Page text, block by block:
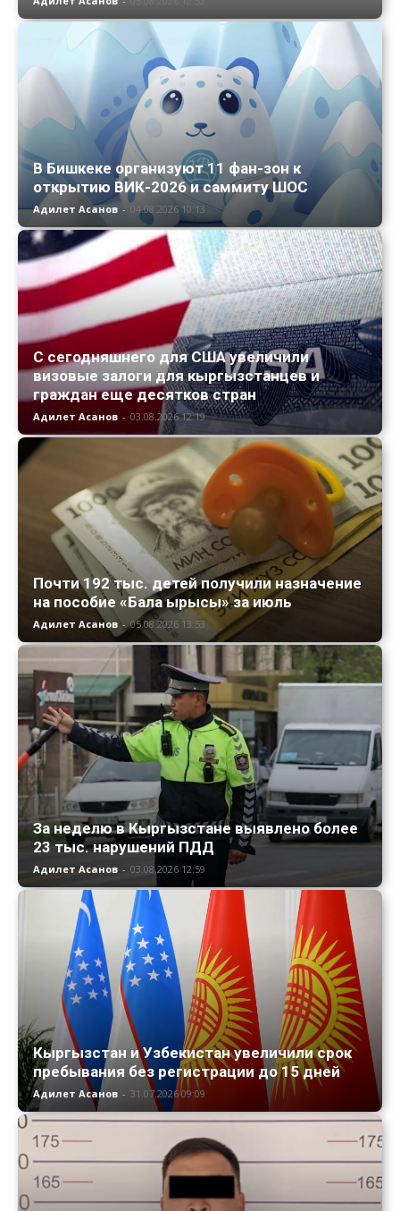
В Бишкеке организуют 11 фан-зон к
открытию ВИК-2026 и саммиту ШОС
Адилет Асанов - 04.08.2026 10:13
С сегодняшнего для США увеличили
визовые залоги для кыргызстанцев и
граждан еще десятков стран
Адилет Асанов - 03.08.2026 12:19
Почти 192 тыс. детей получили назначение
на пособие «Бала ырысы» за июль
Адилет Асанов - 05.08.2026 13:53
За неделю в Кыргызстане выявлено более
23 тыс. нарушений ПДД
Адилет Асанов - 03.08.2026 12:59
Кыргызстан и Узбекистан увеличили срок
пребывания без регистрации до 15 дней
Адилет Асанов - 31.07.2026 09:09